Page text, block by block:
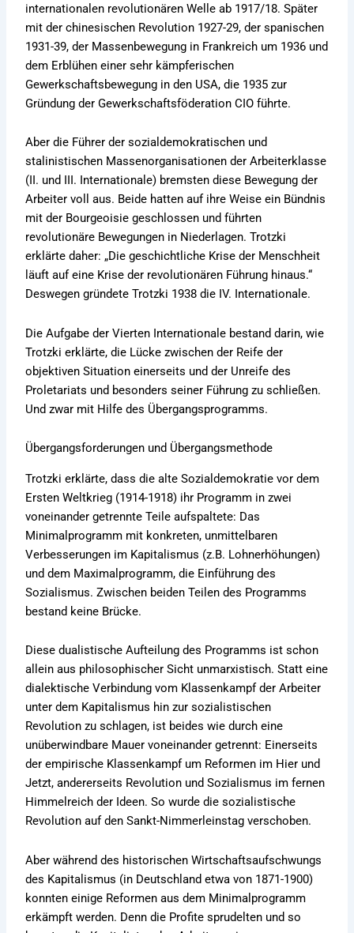
internationalen revolutionären Welle ab 1917/18. Später
mit der chinesischen Revolution 1927-29, der spanischen
1931-39, der Massenbewegung in Frankreich um 1936 und
dem Erblühen einer sehr kämpferischen
Gewerkschaftsbewegung in den USA, die 1935 zur
Gründung der Gewerkschaftsföderation CIO führte.
Aber die Führer der sozialdemokratischen und
stalinistischen Massenorganisationen der Arbeiterklasse
(II. und III. Internationale) bremsten diese Bewegung der
Arbeiter voll aus. Beide hatten auf ihre Weise ein Bündnis
mit der Bourgeoisie geschlossen und führten
revolutionäre Bewegungen in Niederlagen. Trotzki
erklärte daher: „Die geschichtliche Krise der Menschheit
läuft auf eine Krise der revolutionären Führung hinaus.“
Deswegen gründete Trotzki 1938 die IV. Internationale.
Die Aufgabe der Vierten Internationale bestand darin, wie
Trotzki erklärte, die Lücke zwischen der Reife der
objektiven Situation einerseits und der Unreife des
Proletariats und besonders seiner Führung zu schließen.
Und zwar mit Hilfe des Übergangsprogramms.
Übergangsforderungen und Übergangsmethode
Trotzki erklärte, dass die alte Sozialdemokratie vor dem
Ersten Weltkrieg (1914-1918) ihr Programm in zwei
voneinander getrennte Teile aufspaltete: Das
Minimalprogramm mit konkreten, unmittelbaren
Verbesserungen im Kapitalismus (z.B. Lohnerhöhungen)
und dem Maximalprogramm, die Einführung des
Sozialismus. Zwischen beiden Teilen des Programms
bestand keine Brücke.
Diese dualistische Aufteilung des Programms ist schon
allein aus philosophischer Sicht unmarxistisch. Statt eine
dialektische Verbindung vom Klassenkampf der Arbeiter
unter dem Kapitalismus hin zur sozialistischen
Revolution zu schlagen, ist beides wie durch eine
unüberwindbare Mauer voneinander getrennt: Einerseits
der empirische Klassenkampf um Reformen im Hier und
Jetzt, andererseits Revolution und Sozialismus im fernen
Himmelreich der Ideen. So wurde die sozialistische
Revolution auf den Sankt-Nimmerleinstag verschoben.
Aber während des historischen Wirtschaftsaufschwungs
des Kapitalismus (in Deutschland etwa von 1871-1900)
konnten einige Reformen aus dem Minimalprogramm
erkämpft werden. Denn die Profite sprudelten und so